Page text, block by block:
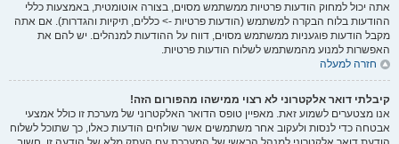
אתה יכול למחוק הודעות פרטיות ממשתמש מסוים, בצורה אוטומטית, באמצעות כללי
ההודעות בלוח הבקרה למשתמש (הודעות פרטיות -> כללים, תיקיות והגדרות). אם אתה
מקבל הודעות פוגעניות ממשתמש מסוים, דווח על ההודעות למנהלים. יש להם את
האפשרות למנוע מהמשתמש לשלוח הודעות פרטיות.
חזרה למעלה
קיבלתי דואר אלקטרוני לא רצוי ממישהו מהפורום הזה!
אנו מצטערים לשמוע זאת. מאפיין טופס הדואר האלקטרוני של מערכת זו כולל אמצעי
אבטחה כדי לנסות ולעקוב אחר משתמשים אשר שולחים הודעות כאלו, כך שתוכל לשלוח